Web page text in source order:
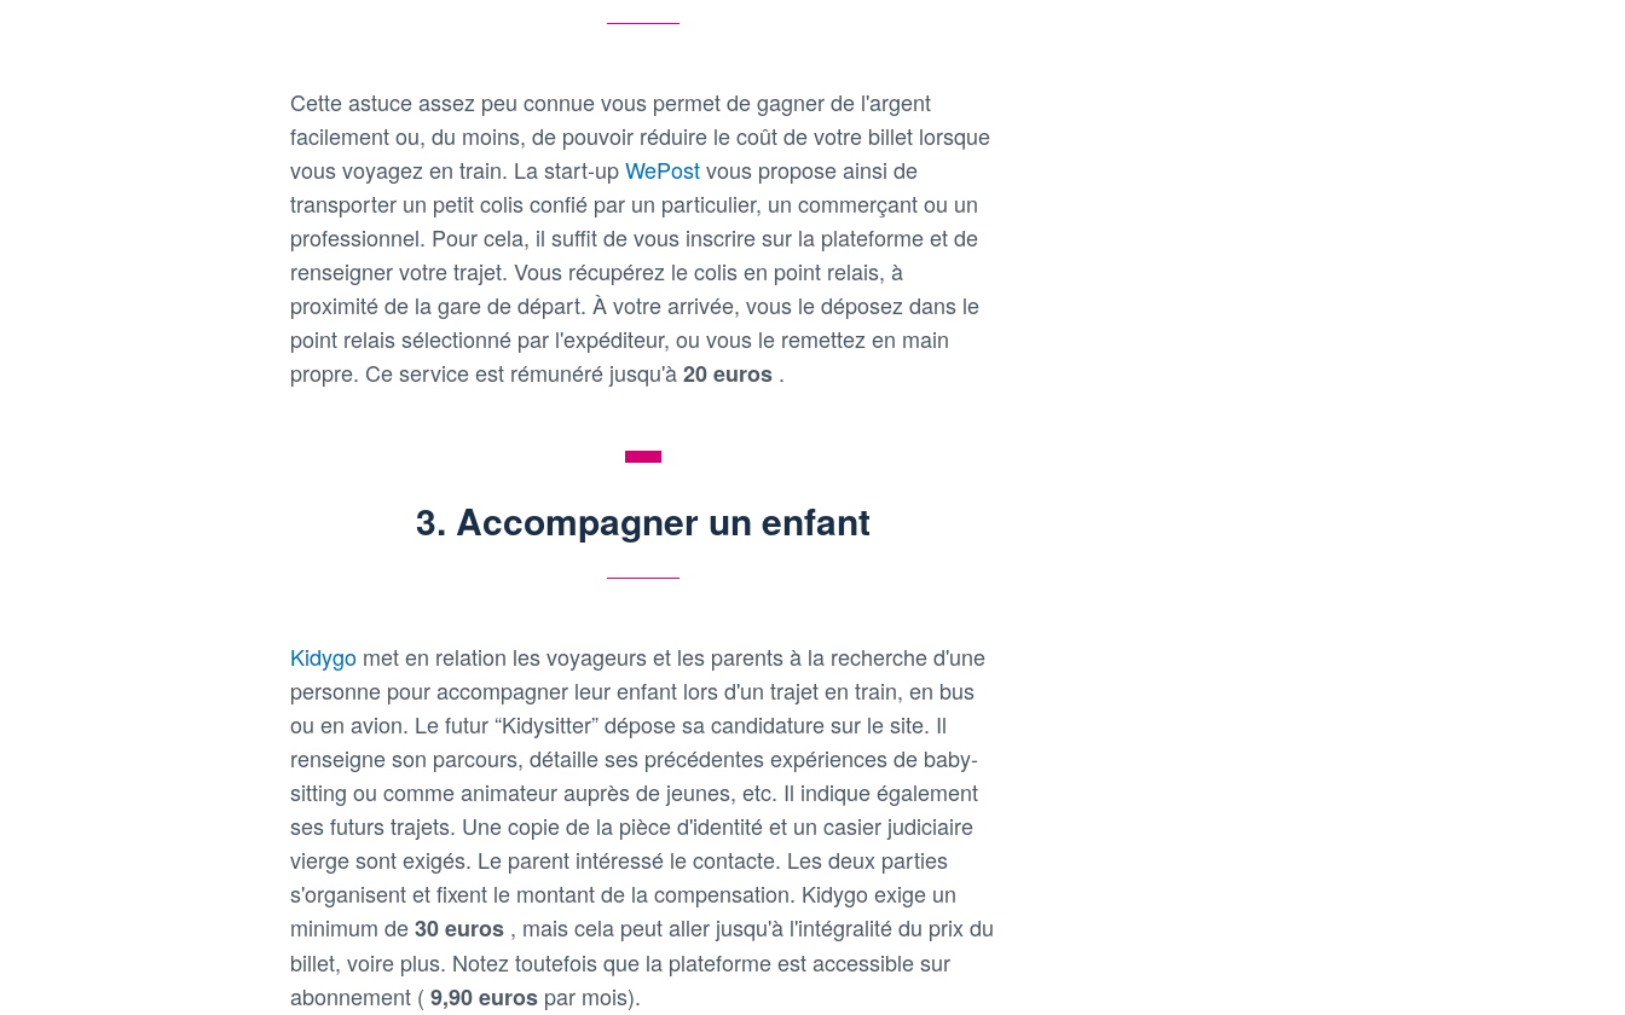
Cette astuce assez peu connue vous permet de gagner de l'argent
facilement ou, du moins, de pouvoir réduire le coût de votre billet lorsque
vous voyagez en train. La start-upWePostvous propose ainsi de
transporter un petit colis confié par un particulier, un commerçant ou un
professionnel. Pour cela, il suffit de vous inscrire sur la plateforme et de
renseigner votre trajet. Vous récupérez le colis en point relais, à
proximité de la gare de départ. À votre arrivée, vous le déposez dans le
point relais sélectionné par l'expéditeur, ou vous le remettez en main
propre. Ce service est rémunéré jusqu'à20 euros .
3. Accompagner un enfant
Kidygo met en relation les voyageurs et les parents à la recherche d'une
personne pour accompagner leur enfant lors d'un trajet en train, en bus
ou en avion. Le futur “Kidysitter” dépose sa candidature sur le site. Il
renseigne son parcours, détaille ses précédentes expériences de baby-
sitting ou comme animateur auprès de jeunes, etc. Il indique également
ses futurs trajets. Une copie de la pièce d'identité et un casier judiciaire
vierge sont exigés. Le parent intéressé le contacte. Les deux parties
s'organisent et fixent le montant de la compensation. Kidygo exige un
minimum de30 euros , mais cela peut aller jusqu'à l'intégralité du prix du
billet, voire plus. Notez toutefois que la plateforme est accessible sur
abonnement ( 9,90 euros par mois).